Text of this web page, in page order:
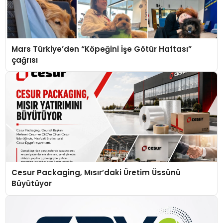
Mars Türkiye’den “Köpeğini İşe Götür Haftası”
çağrısı
Cesur Packaging, Mısır’daki Üretim Üssünü
Büyütüyor